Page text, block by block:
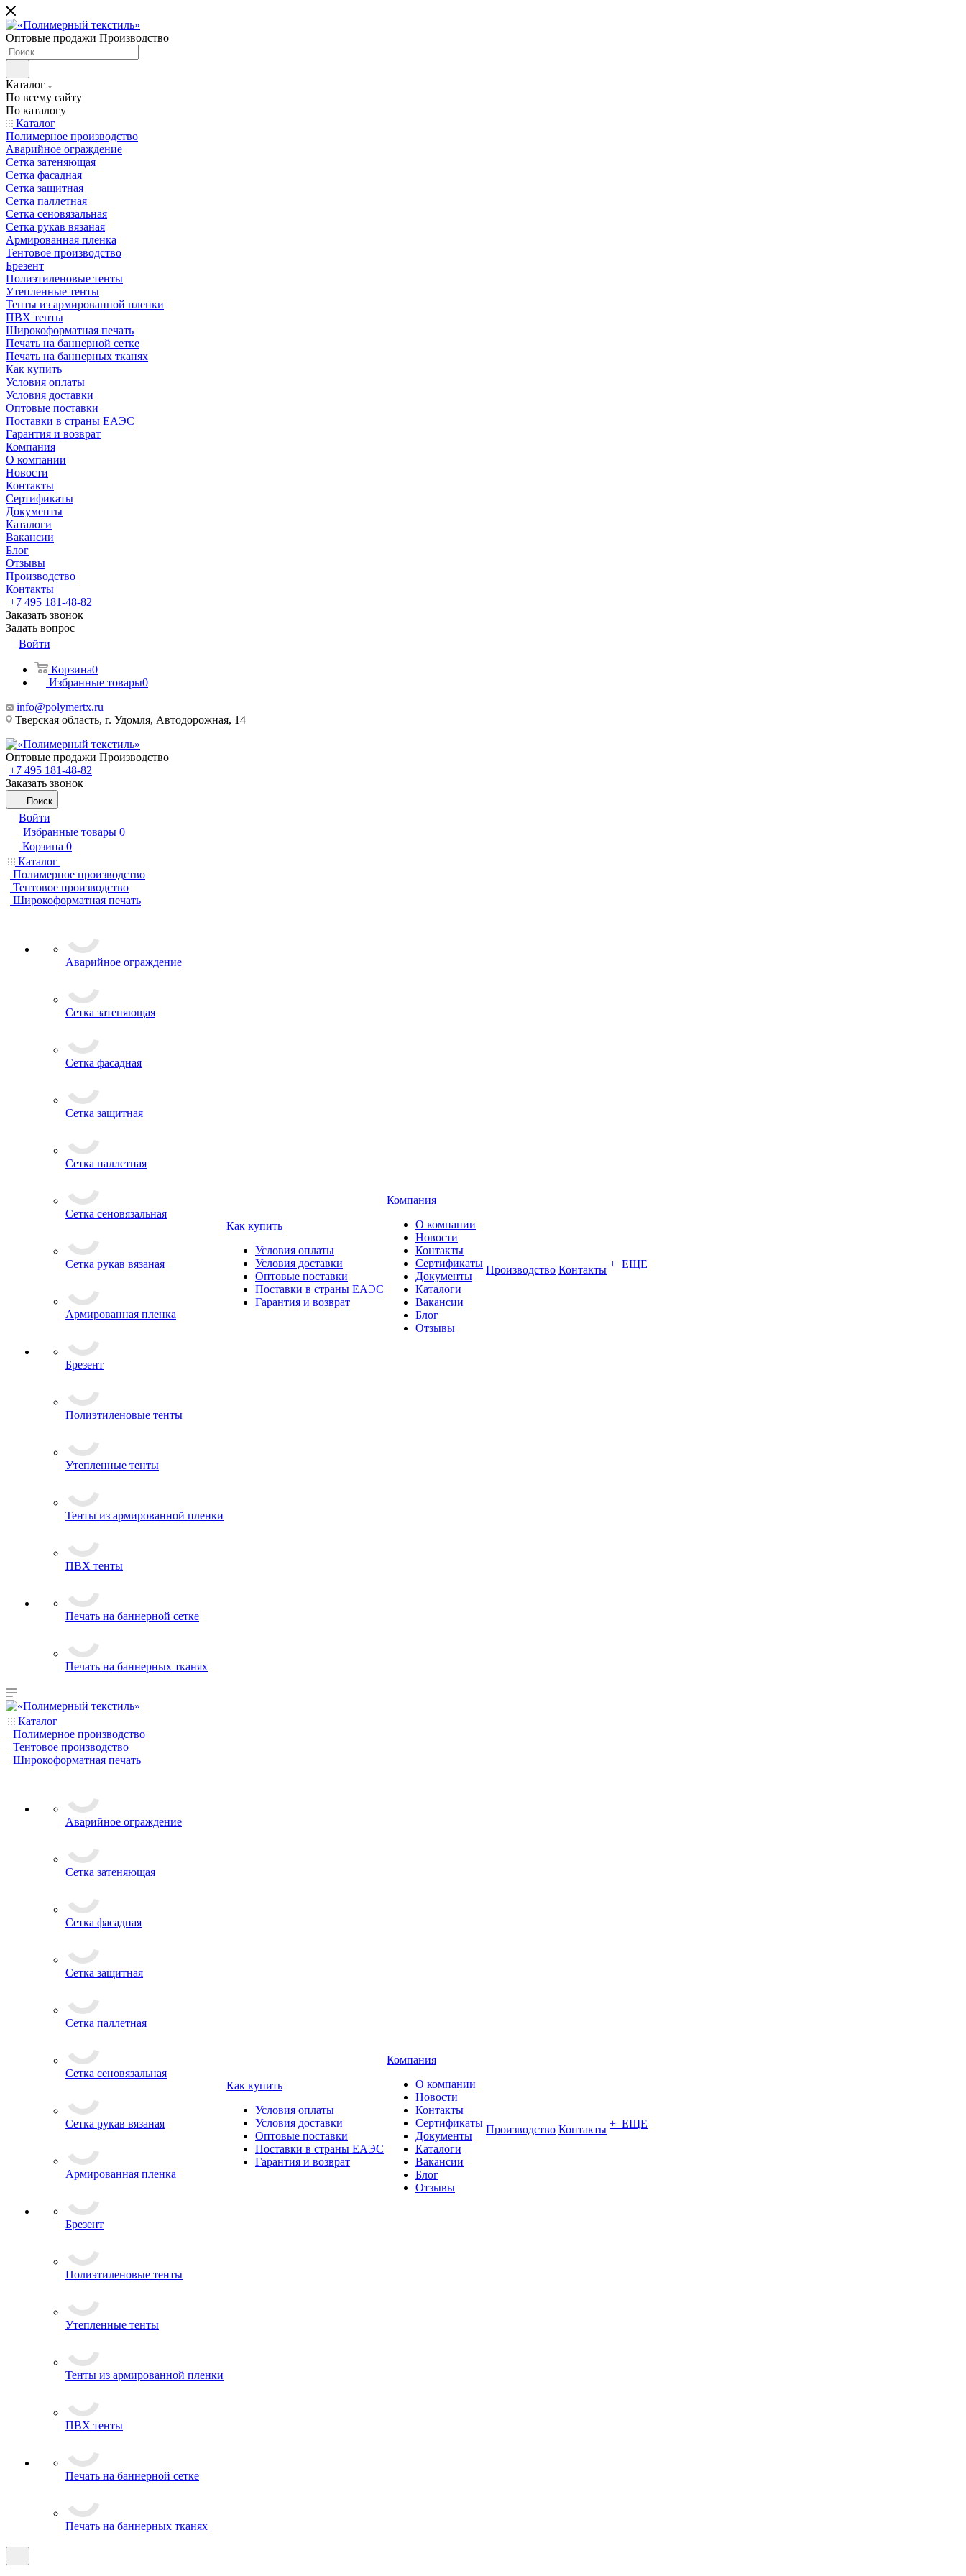
Оптовые продажи Производство
Каталог
По всему сайту
По каталогу
Каталог
Полимерное производство
Аварийное ограждение
Сетка затеняющая
Сетка фасадная
Сетка защитная
Сетка паллетная
Сетка сеновязальная
Сетка рукав вязаная
Армированная пленка
Тентовое производство
Брезент
Полиэтиленовые тенты
Утепленные тенты
Тенты из армированной пленки
ПВХ тенты
Широкоформатная печать
Печать на баннерной сетке
Печать на баннерных тканях
Как купить
Условия оплаты
Условия доставки
Оптовые поставки
Поставки в страны ЕАЭС
Гарантия и возврат
Компания
О компании
Новости
Контакты
Сертификаты
Документы
Каталоги
Вакансии
Блог
Отзывы
Производство
Контакты
+7 495 181-48-82
Заказать звонок
Задать вопрос
Войти
Корзина0
Избранные товары0
info@polymertx.ru
Тверская область, г. Удомля, Автодорожная, 14
Оптовые продажи Производство
+7 495 181-48-82
Заказать звонок
Поиск
Войти
Избранные товары 0
Корзина 0
Каталог
Полимерное производство
Тентовое производство
Широкоформатная печать
Аварийное ограждение
Сетка затеняющая
Сетка фасадная
Сетка защитная
Сетка паллетная
Сетка сеновязальная
Сетка рукав вязаная
Армированная пленка
Брезент
Полиэтиленовые тенты
Утепленные тенты
Тенты из армированной пленки
ПВХ тенты
Печать на баннерной сетке
Печать на баннерных тканях
Как купить
Условия оплаты
Условия доставки
Оптовые поставки
Поставки в страны ЕАЭС
Гарантия и возврат
Компания
О компании
Новости
Контакты
Сертификаты
Документы
Каталоги
Вакансии
Блог
Отзывы
Производство Контакты + ЕЩЕ
Каталог
Полимерное производство
Тентовое производство
Широкоформатная печать
Аварийное ограждение
Сетка затеняющая
Сетка фасадная
Сетка защитная
Сетка паллетная
Сетка сеновязальная
Сетка рукав вязаная
Армированная пленка
Брезент
Полиэтиленовые тенты
Утепленные тенты
Тенты из армированной пленки
ПВХ тенты
Печать на баннерной сетке
Печать на баннерных тканях
Как купить
Условия оплаты
Условия доставки
Оптовые поставки
Поставки в страны ЕАЭС
Гарантия и возврат
Компания
О компании
Новости
Контакты
Сертификаты
Документы
Каталоги
Вакансии
Блог
Отзывы
Производство Контакты + ЕЩЕ